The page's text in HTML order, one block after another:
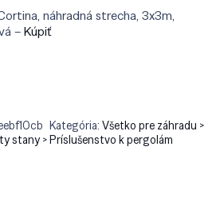
náhradná strecha, 3x3m,
–Kúpiť
Kategória:Všetko pre záhradu >
stany > Príslušenstvo k pergolám